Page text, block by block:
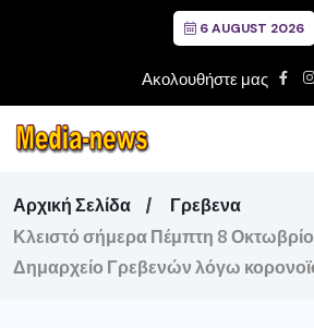
6 AUGUST 2026
Ακολουθήστε μας
Αρχική Σελίδα
Γρεβενα
Κλειστό σήμερα Πέμπτη 8
Δημαρχείο Γρεβενών λόγω